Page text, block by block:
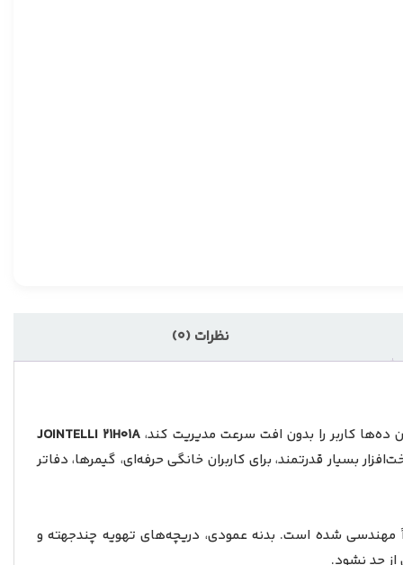
نظرات (0)
کاربر را بدون افت سرعت مدیریت کند، JOINTELLI 21H01A
6 و سخت‌افزار بسیار قدرتمند، برای کاربران خانگی حرفه‌ای، گیمرها، دفاتر